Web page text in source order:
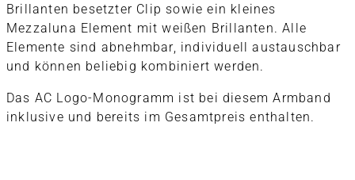
Brillanten besetzter Clip sowie ein kleines
Mezzaluna Element mit weißen Brillanten. Alle
Elemente sind abnehmbar, individuell austauschbar
und können beliebig kombiniert werden.
Das AC Logo-Monogramm ist bei diesem Armband
inklusive und bereits im Gesamtpreis enthalten.